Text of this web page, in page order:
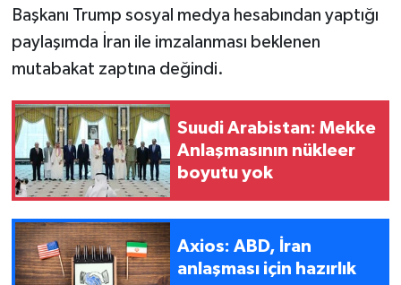
Başkanı Trump sosyal medya hesabından yaptığı
paylaşımda İran ile imzalanması beklenen
mutabakat zaptına değindi.
Suudi Arabistan: Mekke
Anlaşmasının nükleer
boyutu yok
Axios: ABD, İran
anlaşması için hazırlık